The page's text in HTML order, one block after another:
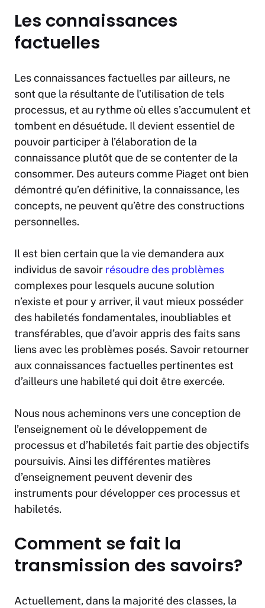
Les connaissances
factuelles
Les connaissances factuelles par ailleurs, ne
sont que la résultante de l’utilisation de tels
processus, et au rythme où elles s’accumulent et
tombent en désuétude. Il devient essentiel de
pouvoir participer à l’élaboration de la
connaissance plutôt que de se contenter de la
consommer. Des auteurs comme Piaget ont bien
démontré qu’en définitive, la connaissance, les
concepts, ne peuvent qu’être des constructions
personnelles.
Il est bien certain que la vie demandera aux
individus de savoir résoudre des problèmes
complexes pour lesquels aucune solution
n’existe et pour y arriver, il vaut mieux posséder
des habiletés fondamentales, inoubliables et
transférables, que d’avoir appris des faits sans
liens avec les problèmes posés. Savoir retourner
aux connaissances factuelles pertinentes est
d’ailleurs une habileté qui doit être exercée.
Nous nous acheminons vers une conception de
l’enseignement où le développement de
processus et d’habiletés fait partie des objectifs
poursuivis. Ainsi les différentes matières
d’enseignement peuvent devenir des
instruments pour développer ces processus et
habiletés.
Comment se fait la
transmission des savoirs?
Actuellement, dans la majorité des classes, la